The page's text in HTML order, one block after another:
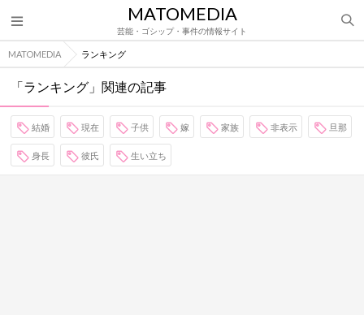
MATOMEDIA
芸能・ゴシップ・事件の情報サイト
MATOMEDIA ランキング
「ランキング」関連の記事
結婚 現在 子供 嫁 家族 非表示 旦那
身長 彼氏 生い立ち